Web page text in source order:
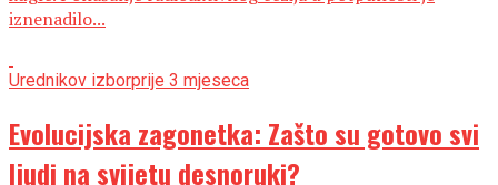
iznenadilo...
Urednikov izborprije 3 mjeseca
Evolucijska zagonetka: Zašto su gotovo svi
ljudi na svijetu desnoruki?